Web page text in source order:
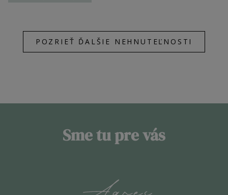
POZRIEŤ ĎALŠIE NEHNUTEĽNOSTI
Sme tu pre vás